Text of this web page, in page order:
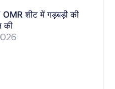
शीट में गड़बड़ी की
की